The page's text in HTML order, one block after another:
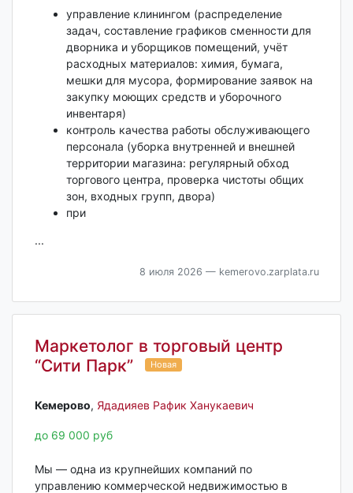
управление клинингом (распределение
задач, составление графиков сменности для
дворника и уборщиков помещений, учёт
расходных материалов: химия, бумага,
мешки для мусора, формирование заявок на
закупку моющих средств и уборочного
инвентаря)
контроль качества работы обслуживающего
персонала (уборка внутренней и внешней
территории магазина: регулярный обход
торгового центра, проверка чистоты общих
зон, входных групп, двора)
при
...
8 июля 2026 — kemerovo.zarplata.ru
Маркетолог в торговый центр
“Сити Парк”
Новая
Кемерово‎, Ядадияев Рафик Ханукаевич
до 69 000 руб
Мы — одна из крупнейших компаний по
управлению коммерческой недвижимостью в